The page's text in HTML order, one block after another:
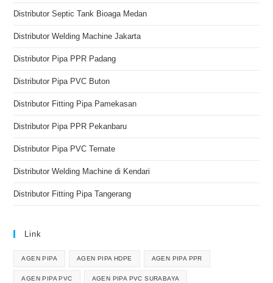
Distributor Septic Tank Bioaga Medan
Distributor Welding Machine Jakarta
Distributor Pipa PPR Padang
Distributor Pipa PVC Buton
Distributor Fitting Pipa Pamekasan
Distributor Pipa PPR Pekanbaru
Distributor Pipa PVC Ternate
Distributor Welding Machine di Kendari
Distributor Fitting Pipa Tangerang
Link
AGEN PIPA AGEN PIPA HDPE AGEN PIPA PPR
AGEN PIPA PVC AGEN PIPA PVC SURABAYA